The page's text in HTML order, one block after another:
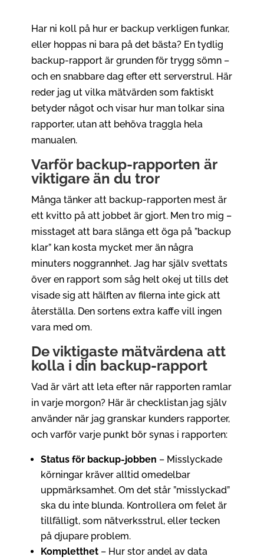
Har ni koll på hur er backup verkligen funkar,
eller hoppas ni bara på det bästa? En tydlig
backup-rapport är grunden för trygg sömn –
och en snabbare dag efter ett serverstrul. Här
reder jag ut vilka mätvärden som faktiskt
betyder något och visar hur man tolkar sina
rapporter, utan att behöva traggla hela
manualen.
Varför backup-rapporten är
viktigare än du tror
Många tänker att backup-rapporten mest är
ett kvitto på att jobbet är gjort. Men tro mig –
misstaget att bara slänga ett öga på ”backup
klar” kan kosta mycket mer än några
minuters noggrannhet. Jag har själv svettats
över en rapport som såg helt okej ut tills det
visade sig att hälften av filerna inte gick att
återställa. Den sortens extra kaffe vill ingen
vara med om.
De viktigaste mätvärdena att
kolla i din backup-rapport
Vad är värt att leta efter när rapporten ramlar
in varje morgon? Här är checklistan jag själv
använder när jag granskar kunders rapporter,
och varför varje punkt bör synas i rapporten:
Status för backup-jobben – Misslyckade
körningar kräver alltid omedelbar
uppmärksamhet. Om det står ”misslyckad”
ska du inte blunda. Kontrollera om felet är
tillfälligt, som nätverksstrul, eller tecken
på djupare problem.
Kompletthet – Hur stor andel av data